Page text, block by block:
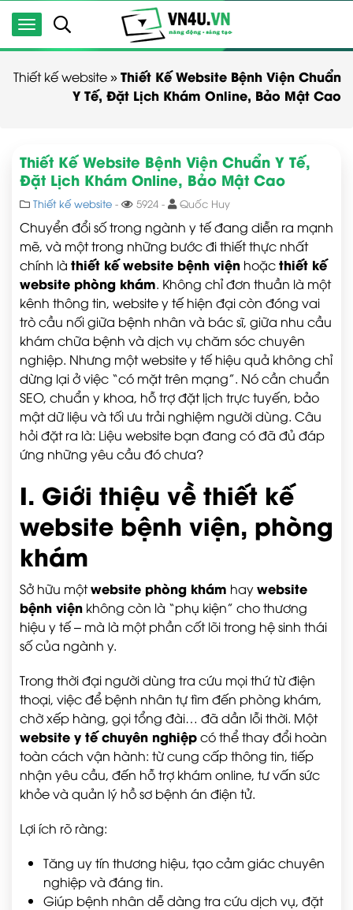
Thiết kế website»Thiết Kế Website Bệnh Viện Chuẩn
Y Tế, Đặt Lịch Khám Online, Bảo Mật Cao
Thiết Kế Website Bệnh Viện Chuẩn Y Tế,
Đặt Lịch Khám Online, Bảo Mật Cao
Thiết kế website - 5924 - Quốc Huy
Chuyển đổi số trong ngành y tế đang diễn ra mạnh
mẽ, và một trong những bước đi thiết thực nhất
chính là thiết kế website bệnh viện hoặcthiết kế
website phòng khám. Không chỉ đơn thuần là một
kênh thông tin, website y tế hiện đại còn đóng vai
trò cầu nối giữa bệnh nhân và bác sĩ, giữa nhu cầu
khám chữa bệnh và dịch vụ chăm sóc chuyên
nghiệp. Nhưng một website y tế hiệu quả không chỉ
dừng lại ở việc “có mặt trên mạng”. Nó cần chuẩn
SEO, chuẩn y khoa, hỗ trợ đặt lịch trực tuyến, bảo
mật dữ liệu và tối ưu trải nghiệm người dùng. Câu
hỏi đặt ra là: Liệu website bạn đang có đã đủ đáp
ứng những yêu cầu đó chưa?
I. Giới thiệu về thiết kế
website bệnh viện, phòng
khám
Sở hữu mộtwebsite phòng khám haywebsite
bệnh viện không còn là “phụ kiện” cho thương
hiệu y tế – mà là một phần cốt lõi trong hệ sinh thái
số của ngành y.
Trong thời đại người dùng tra cứu mọi thứ từ điện
thoại, việc để bệnh nhân tự tìm đến phòng khám,
chờ xếp hàng, gọi tổng đài… đã dần lỗi thời. Một
website y tế chuyên nghiệpcó thể thay đổi hoàn
toàn cách vận hành: từ cung cấp thông tin, tiếp
nhận yêu cầu, đến hỗ trợ khám online, tư vấn sức
khỏe và quản lý hồ sơ bệnh án điện tử.
Lợi ích rõ ràng:
Tăng uy tín thương hiệu, tạo cảm giác chuyên
nghiệp và đáng tin.
Giúp bệnh nhân dễ dàng tra cứu dịch vụ, đặt